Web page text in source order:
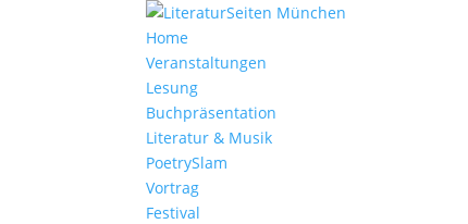
Home
Veranstaltungen
Lesung
Buchpräsentation
Literatur & Musik
PoetrySlam
Vortrag
Festival